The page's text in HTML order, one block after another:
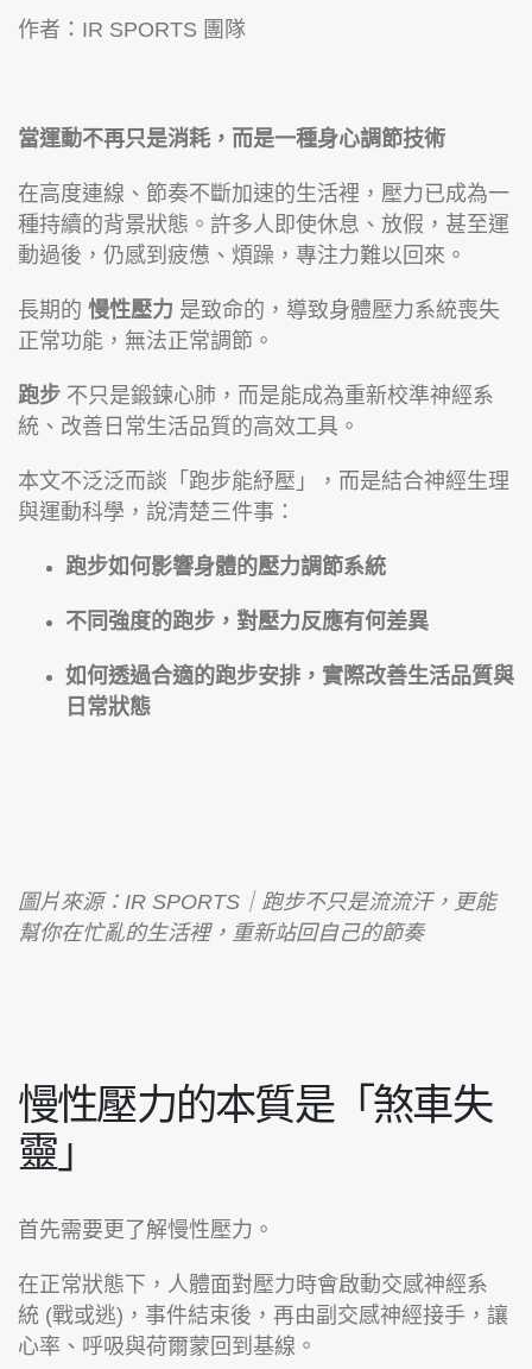
作者：IR SPORTS 團隊
當運動不再只是消耗，而是一種身心調節技術
在高度連線、節奏不斷加速的生活裡，壓力已成為一
種持續的背景狀態。許多人即使休息、放假，甚至運
動過後，仍感到疲憊、煩躁，專注力難以回來。
長期的 慢性壓力 是致命的，導致身體壓力系統喪失
正常功能，無法正常調節。
跑步 不只是鍛鍊心肺，而是能成為重新校準神經系
統、改善日常生活品質的高效工具。
本文不泛泛而談「跑步能紓壓」，而是結合神經生理
與運動科學，說清楚三件事：
跑步如何影響身體的壓力調節系統
不同強度的跑步，對壓力反應有何差異
如何透過合適的跑步安排，實際改善生活品質與
日常狀態
圖片來源：IR SPORTS｜跑步不只是流流汗，更能
幫你在忙亂的生活裡，重新站回自己的節奏
慢性壓力的本質是「煞車失
靈」
首先需要更了解慢性壓力。
在正常狀態下，人體面對壓力時會啟動交感神經系
統 (戰或逃)，事件結束後，再由副交感神經接手，讓
心率、呼吸與荷爾蒙回到基線。